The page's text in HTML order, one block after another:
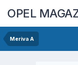
OPEL
Meriva A